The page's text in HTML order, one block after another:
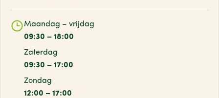
Maandag – vrijdag
09:30 – 18:00
Zaterdag
09:30 – 17:00
Zondag
12:00 – 17:00